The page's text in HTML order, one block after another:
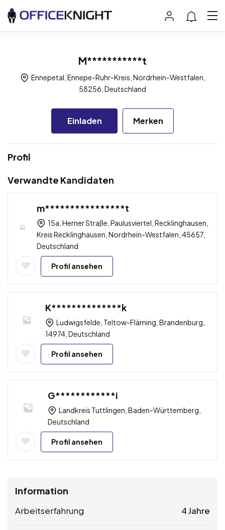
M***********t
Ennepetal, Ennepe-Ruhr-Kreis, Nordrhein-Westfalen,
58256, Deutschland
Einladen Merken
Profil
Verwandte Kandidaten
m****************t
15a, Herner Straße, Paulusviertel, Recklinghausen,
Kreis Recklinghausen, Nordrhein-Westfalen, 45657,
Deutschland
Profil ansehen
K**************k
Ludwigsfelde, Teltow-Fläming, Brandenburg,
14974, Deutschland
Profil ansehen
G************i
Landkreis Tuttlingen, Baden-Württemberg,
Deutschland
Profil ansehen
Information
Arbeitserfahrung 4 Jahre